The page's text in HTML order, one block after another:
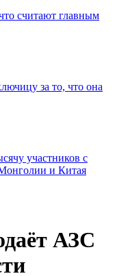
считают главным
за то, что она
участников с
и Китая
АЗС